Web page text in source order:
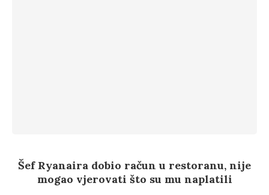
Šef Ryanaira dobio račun u restoranu, nije
mogao vjerovati što su mu naplatili